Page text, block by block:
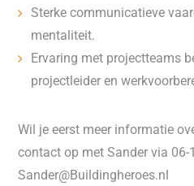
Sterke communicatieve
mentaliteit.
Ervaring met projectteams
projectleider en
Wil je eerst meer informatie
contact op met Sander via
Sander@Buildingheroes.nl